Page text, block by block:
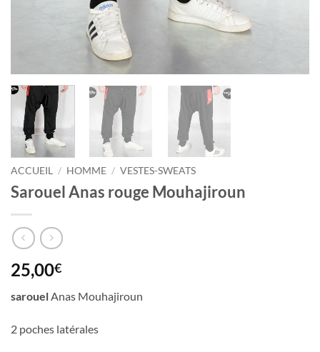
ACCUEIL / HOMME / VESTES-SWEATS
Sarouel Anas rouge Mouhajiroun
25,00€
sarouel Anas Mouhajiroun
2 poches latérales